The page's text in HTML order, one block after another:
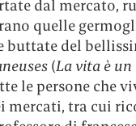
dal mercato,
quelle
buttate del
(La vita è
le persone che
mercati, tra cui